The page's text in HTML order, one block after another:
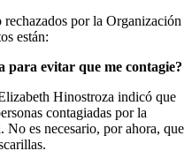
por la Organización
están:
para evitar que me contagie?
Hinostroza indicó que
contagiadas por la
No es necesario, por ahora, que